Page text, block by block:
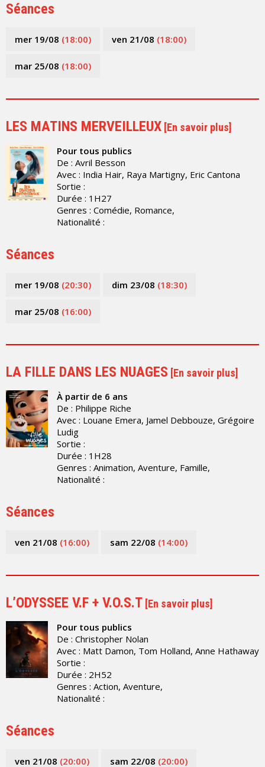
Séances
mer 19/08 (18:00) ven 21/08 (18:00)
mar 25/08 (18:00)
LES MATINS MERVEILLEUX [En savoir plus]
Pour tous publics
De : Avril Besson
Avec : India Hair, Raya Martigny, Eric Cantona
Sortie :
Durée : 1H27
Genres : Comédie, Romance,
Nationalité :
Séances
mer 19/08 (20:30) dim 23/08 (18:30)
mar 25/08 (16:00)
LA FILLE DANS LES NUAGES [En savoir plus]
À partir de 6 ans
De : Philippe Riche
Avec : Louane Emera, Jamel Debbouze, Grégoire
Ludig
Sortie :
Durée : 1H28
Genres : Animation, Aventure, Famille,
Nationalité :
Séances
ven 21/08 (16:00) sam 22/08 (14:00)
L’ODYSSEE V.F + V.O.S.T [En savoir plus]
Pour tous publics
De : Christopher Nolan
Avec : Matt Damon, Tom Holland, Anne Hathaway
Sortie :
Durée : 2H52
Genres : Action, Aventure,
Nationalité :
Séances
ven 21/08 (20:00) sam 22/08 (20:00)